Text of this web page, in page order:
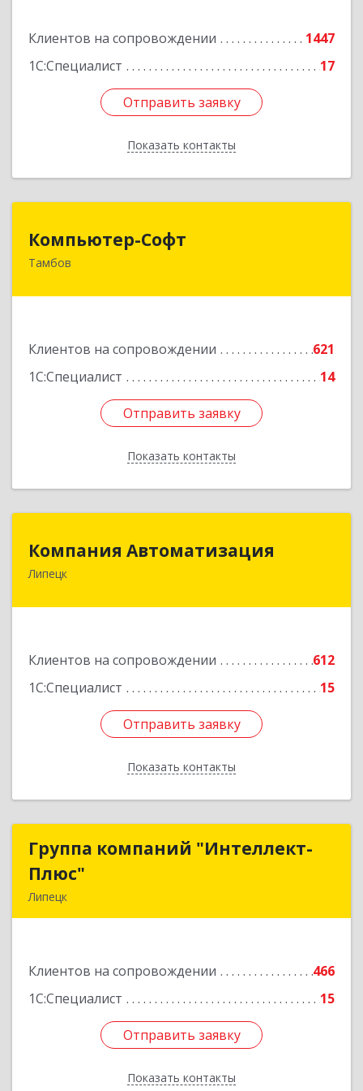
Клиентов на сопровождении
1447
1С:Специалист
17
Отправить заявку
Показать контакты
Отправить заявку
Назад
Компьютер-Софт
Тамбов
Клиентов на сопровождении
621
1С:Специалист
14
Отправить заявку
Показать контакты
392000, Тамбовская обл, Тамбов г, Советская
Отправить заявку
Назад
Компания Автоматизация
Липецк
Клиентов на сопровождении
612
1С:Специалист
15
Отправить заявку
Показать контакты
398001, Липецкая обл, Липецк г, Победы пл,
Отправить заявку
Назад
Группа компаний "Интеллект-
Плюс"
Липецк
Клиентов на сопровождении
466
1С:Специалист
15
Отправить заявку
Показать контакты
Группа компаний "Интеллект-
Подробнее
Отправить заявку
Назад